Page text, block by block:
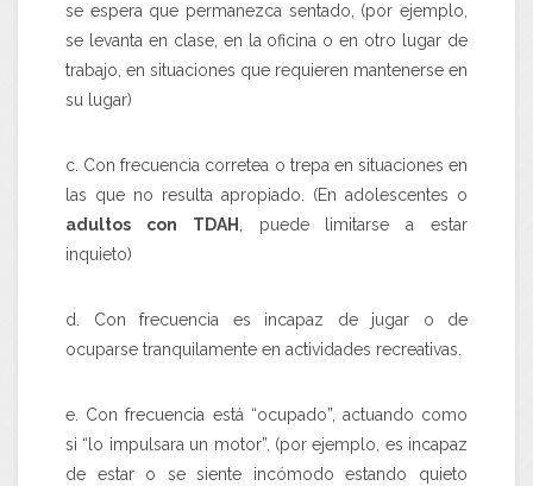
se espera que permanezca sentado, (por ejemplo,
se levanta en clase, en la oficina o en otro lugar de
trabajo, en situaciones que requieren mantenerse en
su lugar)
c. Con frecuencia corretea o trepa en situaciones en
las que no resulta apropiado. (En adolescentes o
adultos con TDAH
, puede limitarse a estar
inquieto)
d. Con frecuencia es incapaz de jugar o de
ocuparse tranquilamente en actividades recreativas.
e. Con frecuencia está “ocupado”, actuando como
si “lo impulsara un motor”, (por ejemplo, es incapaz
de estar o se siente incómodo estando quieto